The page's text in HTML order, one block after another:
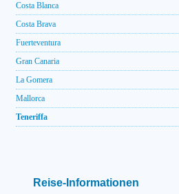
Costa Blanca
Costa Brava
Fuerteventura
Gran Canaria
La Gomera
Mallorca
Teneriffa
Reise-Informationen